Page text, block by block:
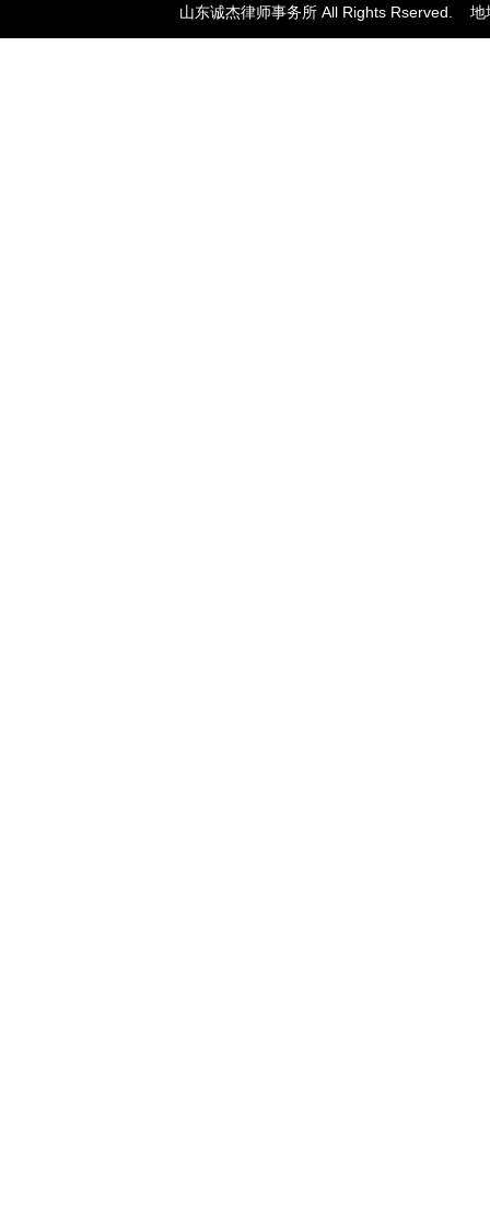
山东诚杰律师事务所 All Rights Rserved.